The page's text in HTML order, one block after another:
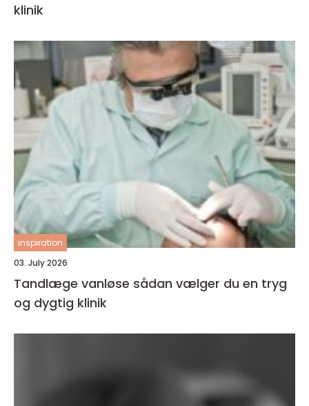
klinik
inspiration
03. July 2026
Tandlæge vanløse sådan vælger du en tryg
og dygtig klinik